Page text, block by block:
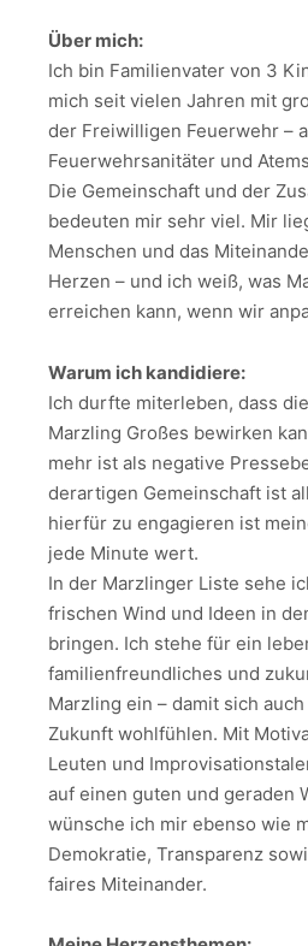
Über mich:
Ich bin Familienvater von 3
mich seit vielen Jahren mit
der Freiwilligen Feuerwehr –
Feuerwehrsanitäter und
Die Gemeinschaft und der
bedeuten mir sehr viel. Mir
Menschen und das
Herzen – und ich weiß, was
erreichen kann, wenn wir
Warum ich kandidiere:
Ich durfte miterleben, dass
Marzling Großes bewirken
mehr ist als negative
derartigen Gemeinschaft ist
hierfür zu engagieren ist
jede Minute wert.
In der Marzlinger Liste sehe
frischen Wind und Ideen in
bringen. Ich stehe für ein
familienfreundliches und
Marzling ein – damit sich
Zukunft wohlfühlen. Mit
Leuten und
auf einen guten und geraden
wünsche ich mir ebenso wie
Demokratie, Transparenz
faires Miteinander.